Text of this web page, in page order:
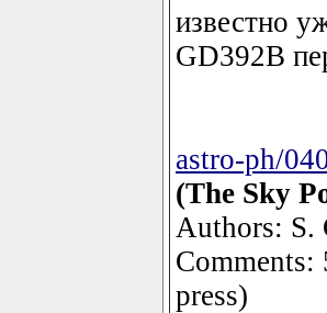
известно
GD392B
astro-ph/
(The Sky
Authors:
Comments:
press)